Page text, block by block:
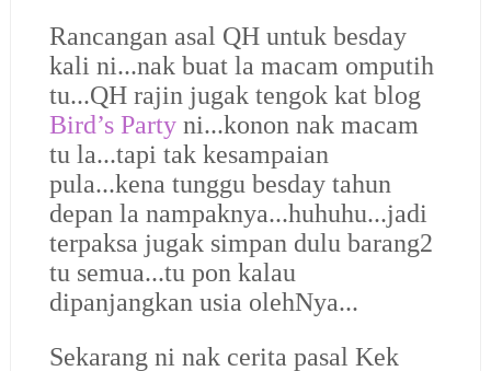
Rancangan asal QH untuk besday
kali ni...nak buat la macam omputih
tu...QH rajin jugak tengok kat blog
Bird’s Partyni...konon nak macam
tu la...tapi tak kesampaian
pula...kena tunggu besday tahun
depan la nampaknya...huhuhu...jadi
terpaksa jugak simpan dulu barang2
tu semua...tu pon kalau
dipanjangkan usia olehNya...
Sekarang ni nak cerita pasal Kek